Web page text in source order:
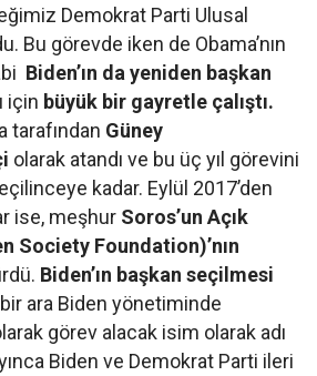
Demokrat Parti Ulusal
Bu görevde iken de Obama’nın
Biden’ın da yeniden başkan
için büyük bir gayretle çalıştı.
tarafından Güney
olarak atandı ve bu üç yıl görevini
kadar. Eylül 2017’den
ise, meşhur Soros’un Açık
Society Foundation)’nın
Biden’ın başkan seçilmesi
ara Biden yönetiminde
görev alacak isim olarak adı
Biden ve Demokrat Parti ileri